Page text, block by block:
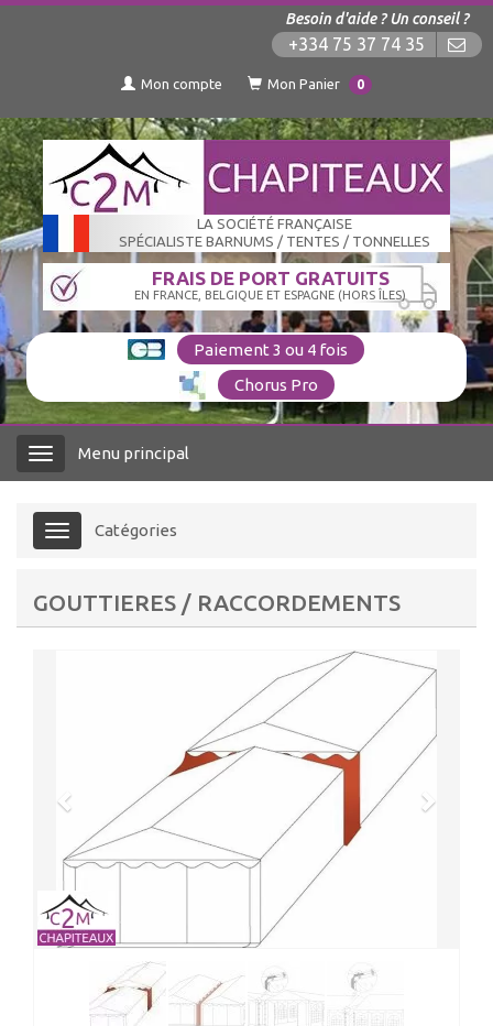
Besoin d'aide ? Un conseil ?
+334 75 37 74 35
Mon compte Mon Panier 0
LA SOCIÉTÉ FRANÇAISE
SPÉCIALISTE BARNUMS / TENTES / TONNELLES
FRAIS DE PORT GRATUITS
EN FRANCE, BELGIQUE ET ESPAGNE (HORS ÎLES)
Paiement 3 ou 4 fois
Chorus Pro
Menu Menu principal
Menu Catégories
GOUTTIERES / RACCORDEMENTS